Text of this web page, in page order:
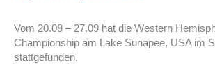
Vom 20.08 – 27.09 hat die Western
Championship am Lake Sunapee, USA im
stattgefunden.